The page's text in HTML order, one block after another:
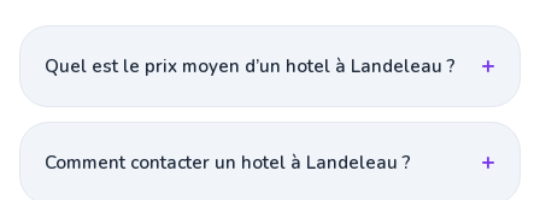
Quel est le prix moyen d’un hotel à Landeleau ?
Comment contacter un hotel à Landeleau ?